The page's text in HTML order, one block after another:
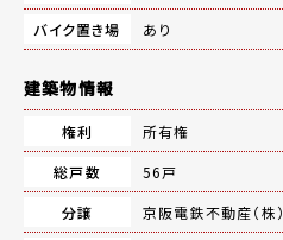
バイク置き場
あり
建築物情報
権利
所有権
総戸数
56戸
分譲
京阪電鉄不動産（株）